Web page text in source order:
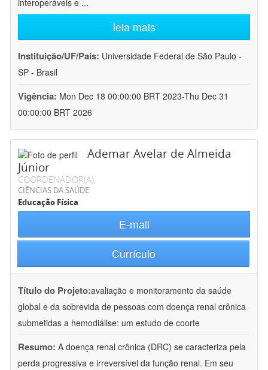
interoperáveis e ...
leia mais
Instituição/UF/País: Universidade Federal de São Paulo -
SP - Brasil
Vigência: Mon Dec 18 00:00:00 BRT 2023-Thu Dec 31
00:00:00 BRT 2026
Ademar Avelar de Almeida
Júnior
COORDENADOR(A)
CIÊNCIAS DA SAÚDE
Educação Física
E-mail
Currículo
Título do Projeto:avaliação e monitoramento da saúde
global e da sobrevida de pessoas com doença renal crônica
submetidas a hemodiálise: um estudo de coorte
Resumo: A doença renal crônica (DRC) se caracteriza pela
perda progressiva e irreversível da função renal. Em seu